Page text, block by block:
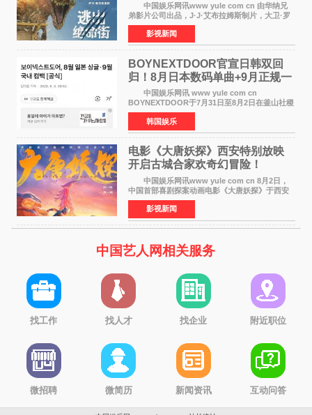
中国娱乐网讯www yule com cn 由华纳兄
弟影片公司出品，J·J·艾布拉姆斯制片，大卫·罗
伯特·米切尔执导，好莱坞巨星安妮·海瑟薇、伊万
·麦克格雷格主演的2026年暑期惊悚恐龙大片《逃
出绝命
影视新闻
BOYNEXTDOOR官宣日韩双回
归！8月日本数码单曲+9月正规一
辑改版
中国娱乐网讯 www yule com cn
BOYNEXTDOOR于7月31日至8月2日在釜山社稷
室内体育馆举办了BOYNEXTDOOR TOUR
&lsquo;KNOCK ON Vol 2&rsquo; IN
BUSAN，与当地粉丝共度难忘时光。 在演
韩国娱乐
电影《大唐妖探》西安特别放映
开启古城合家欢奇幻冒险！
中国娱乐网讯www yule com cn 8月2日，
中国首部喜剧探案动画电影《大唐妖探》于西安
举办特别放映活动。活动面向西安市民及广大游
客开放超前观影，让一众观众率先奔赴一场新奇
欢乐的大唐探案之
影视新闻
中国艺人网相关服务
找工作 找人才 找企业 附近职位
微招聘 微简历 新闻资讯 互动问答